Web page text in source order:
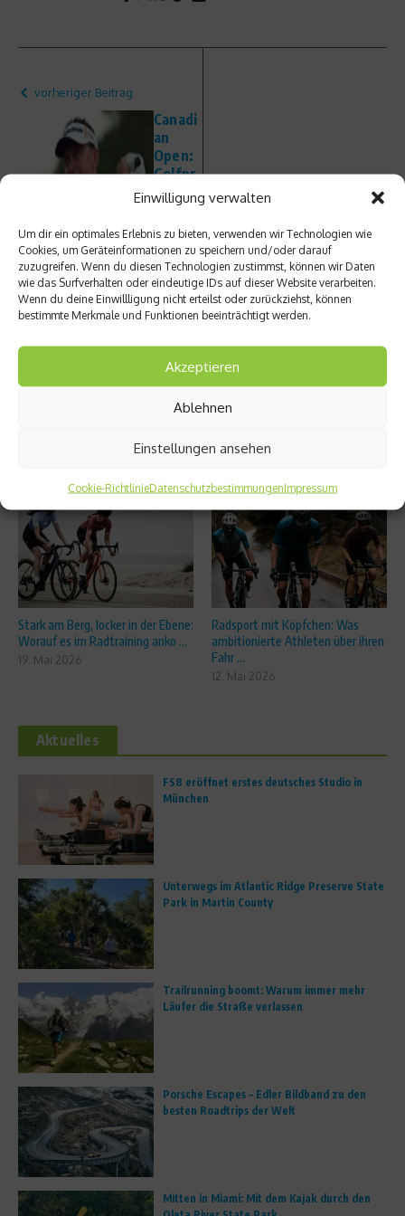
Einwilligung verwalten
Um dir ein optimales Erlebnis zu bieten, verwenden wir Technologien wie
Cookies, um Geräteinformationen zu speichern und/oder darauf
zuzugreifen. Wenn du diesen Technologien zustimmst, können wir Daten
wie das Surfverhalten oder eindeutige IDs auf dieser Website verarbeiten.
Wenn du deine Einwillligung nicht erteilst oder zurückziehst, können
bestimmte Merkmale und Funktionen beeinträchtigt werden.
Akzeptieren
Ablehnen
Einstellungen ansehen
Cookie-RichtlinieDatenschutzbestimmungenImpressum
vorheriger Beitrag
Canadi
an
Open:
Golfpr
ofi
Allenb
y
feuert
Caddie
währe
nd
Auftak
a 2024
–
Boston
weg.
Los
Angele
Stark am Berg, locker in der Ebene:
Worauf es im Radtraining anko ...
19. Mai 2026
Radsport mit Köpfchen: Was
ambitionierte Athleten über ihren
Fahr ...
12. Mai 2026
Aktuelles
FS8 eröffnet erstes deutsches Studio in
München
Unterwegs im Atlantic Ridge Preserve State
Park in Martin County
Trailrunning boomt: Warum immer mehr
Läufer die Straße verlassen
Porsche Escapes – Edler Bildband zu den
besten Roadtrips der Welt
Mitten in Miami: Mit dem Kajak durch den